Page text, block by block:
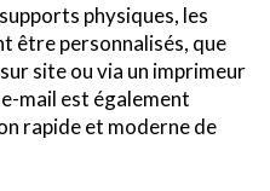
physiques, les
être personnalisés, que
site ou via un imprimeur
mail est également
rapide et moderne de